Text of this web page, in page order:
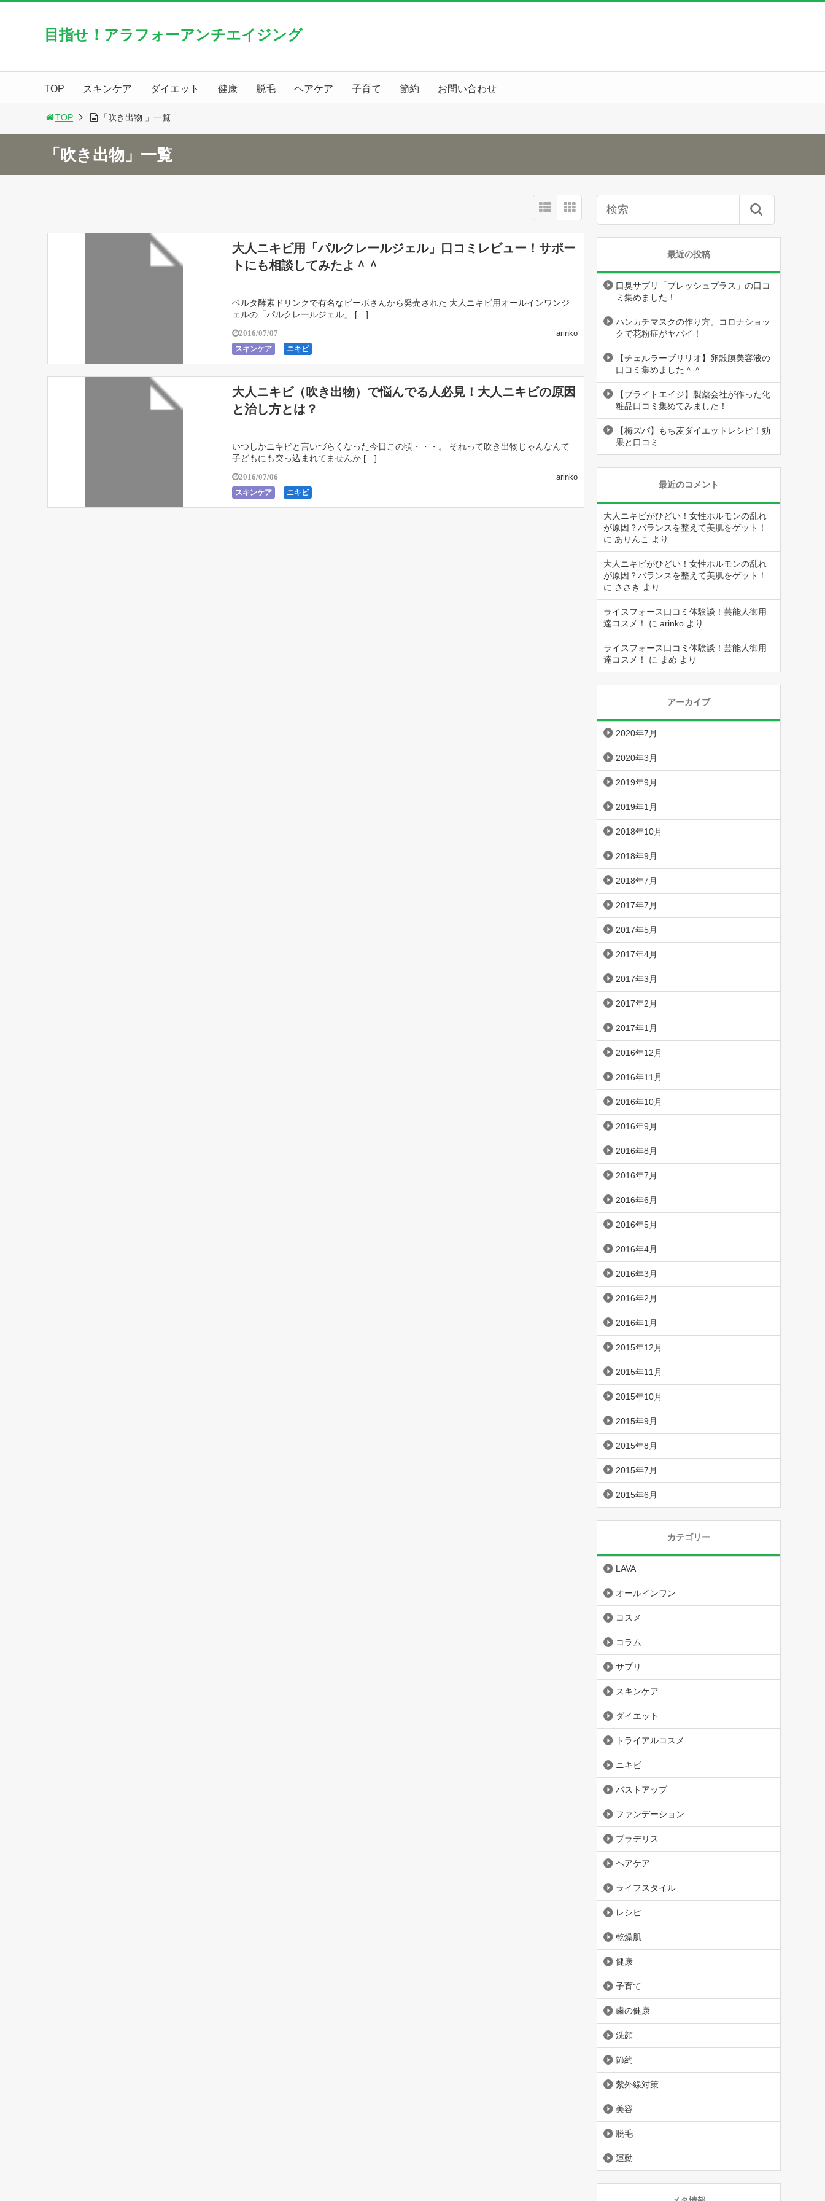
目指せ！アラフォーアンチエイジング
TOP スキンケア ダイエット 健康 脱毛 ヘアケア 子育て 節約 お問い合わせ
TOP 「吹き出物 」一覧
「吹き出物」一覧
大人ニキビ用「パルクレールジェル」口コミレビュー！サポー
トにも相談してみたよ＾＾
ベルタ酵素ドリンクで有名なビーボさんから発売された 大人ニキビ用オールインワンジ
ェルの「パルクレールジェル」 […]
2016/07/07
スキンケア ニキビ
arinko
大人ニキビ（吹き出物）で悩んでる人必見！大人ニキビの原因
と治し方とは？
いつしかニキビと言いづらくなった今日この頃・・・。 それって吹き出物じゃんなんて
子どもにも突っ込まれてませんか […]
2016/07/06
スキンケア ニキビ
arinko
最近の投稿
口臭サプリ「ブレッシュプラス」の口コ
ミ集めました！
ハンカチマスクの作り方。コロナショッ
クで花粉症がヤバイ！
【チェルラーブリリオ】卵殻膜美容液の
口コミ集めました＾＾
【ブライトエイジ】製薬会社が作った化
粧品口コミ集めてみました！
【梅ズバ】もち麦ダイエットレシピ！効
果と口コミ
最近のコメント
大人ニキビがひどい！女性ホルモンの乱れ
が原因？バランスを整えて美肌をゲット！
に ありんこ より
大人ニキビがひどい！女性ホルモンの乱れ
が原因？バランスを整えて美肌をゲット！
に ささき より
ライスフォース口コミ体験談！芸能人御用
達コスメ！
に arinko より
ライスフォース口コミ体験談！芸能人御用
達コスメ！
に まめ より
アーカイブ
2020年7月
2020年3月
2019年9月
2019年1月
2018年10月
2018年9月
2018年7月
2017年7月
2017年5月
2017年4月
2017年3月
2017年2月
2017年1月
2016年12月
2016年11月
2016年10月
2016年9月
2016年8月
2016年7月
2016年6月
2016年5月
2016年4月
2016年3月
2016年2月
2016年1月
2015年12月
2015年11月
2015年10月
2015年9月
2015年8月
2015年7月
2015年6月
カテゴリー
LAVA
オールインワン
コスメ
コラム
サプリ
スキンケア
ダイエット
トライアルコスメ
ニキビ
バストアップ
ファンデーション
ブラデリス
ヘアケア
ライフスタイル
レシピ
乾燥肌
健康
子育て
歯の健康
洗顔
節約
紫外線対策
美容
脱毛
運動